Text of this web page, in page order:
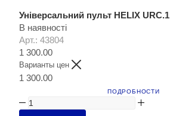
Універсальний пульт HELIX URC.1
В наявності
Арт.: 43804
1 300.00
Варианты цен
1 300.00
ПОДРОБНОСТИ